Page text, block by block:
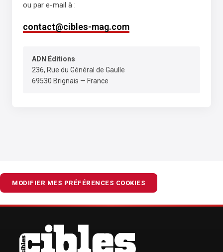
ou par e-mail à :
contact@cibles-mag.com
ADN Éditions
236, Rue du Général de Gaulle
69530 Brignais — France
MODIFIER MES PRÉFÉRENCES COOKIES